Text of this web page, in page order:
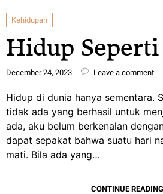
Kehidupan
Hidup
December 24, 2023 Leave a comment
Hidup di dunia hanya sementara.
tidak ada yang berhasil untuk
ada, aku belum berkenalan
dapat sepakat bahwa suatu hari
mati. Bila ada yang…
CONTINUE READING